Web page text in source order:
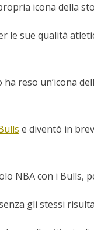
icona della
le sue qualità
ha reso un’icona
e diventò in
NBA con i Bulls,
gli stessi